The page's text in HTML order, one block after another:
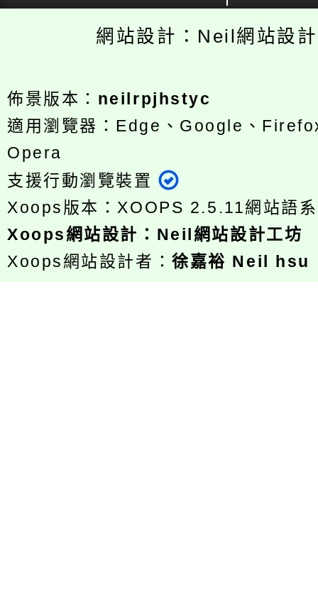
網站設計：Neil網站設
佈景版本： neilrpjhstyc
適用瀏覽器：Edge、Google、
Opera
支援行動瀏覽裝置
Xoops版本： XOOPS 2.5.11網站語
Xoops網站設計 ： Neil網站設計工坊
Xoops網站設計者：徐嘉裕 Neil hsu